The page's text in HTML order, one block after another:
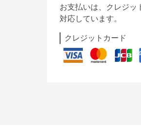
お支払いは、クレジッ
対応しています。
クレジットカード